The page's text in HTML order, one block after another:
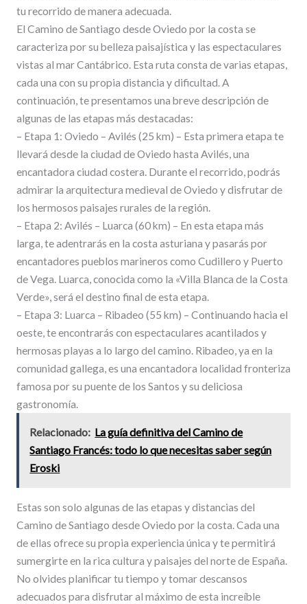
tu recorrido de manera adecuada.
El Camino de Santiago desde Oviedo por la costa se
caracteriza por su belleza paisajística y las espectaculares
vistas al mar Cantábrico. Esta ruta consta de varias etapas,
cada una con su propia distancia y dificultad. A
continuación, te presentamos una breve descripción de
algunas de las etapas más destacadas:
– Etapa 1: Oviedo – Avilés (25 km) – Esta primera etapa te
llevará desde la ciudad de Oviedo hasta Avilés, una
encantadora ciudad costera. Durante el recorrido, podrás
admirar la arquitectura medieval de Oviedo y disfrutar de
los hermosos paisajes rurales de la región.
– Etapa 2: Avilés – Luarca (60 km) – En esta etapa más
larga, te adentrarás en la costa asturiana y pasarás por
encantadores pueblos marineros como Cudillero y Puerto
de Vega. Luarca, conocida como la «Villa Blanca de la Costa
Verde», será el destino final de esta etapa.
– Etapa 3: Luarca – Ribadeo (55 km) – Continuando hacia el
oeste, te encontrarás con espectaculares acantilados y
hermosas playas a lo largo del camino. Ribadeo, ya en la
comunidad gallega, es una encantadora localidad fronteriza
famosa por su puente de los Santos y su deliciosa
gastronomía.
Relacionado: La guía definitiva del Camino de
Santiago Francés: todo lo que necesitas saber según
Eroski
Estas son solo algunas de las etapas y distancias del
Camino de Santiago desde Oviedo por la costa. Cada una
de ellas ofrece su propia experiencia única y te permitirá
sumergirte en la rica cultura y paisajes del norte de España.
No olvides planificar tu tiempo y tomar descansos
adecuados para disfrutar al máximo de esta increíble